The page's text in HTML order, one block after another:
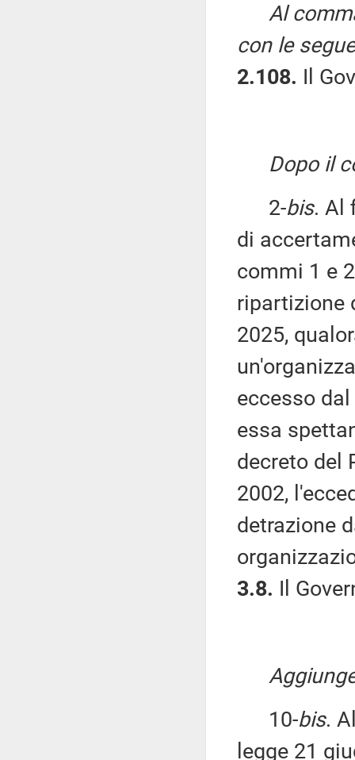
Al
con le
2.108. Il
Dopo il
2-bis. Al
di
commi 1 e
ripartizione
2025,
eccesso
essa
decreto del
2002,
detrazione
3.8. Il
10-bis.
legge 21